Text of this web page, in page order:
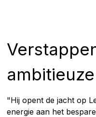
"Hij opent de jacht op
energie aan het